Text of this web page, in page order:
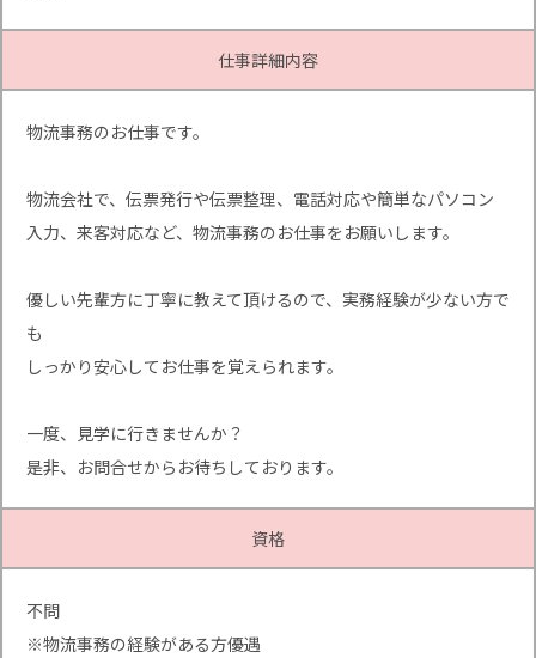
仕事詳細内容
物流事務のお仕事です。
物流会社で、伝票発行や伝票整理、電話対応や簡単なパソコン
入力、来客対応など、物流事務のお仕事をお願いします。
優しい先輩方に丁寧に教えて頂けるので、実務経験が少ない方で
も
しっかり安心してお仕事を覚えられます。
一度、見学に行きませんか？
是非、お問合せからお待ちしております。
資格
不問
※物流事務の経験がある方優遇